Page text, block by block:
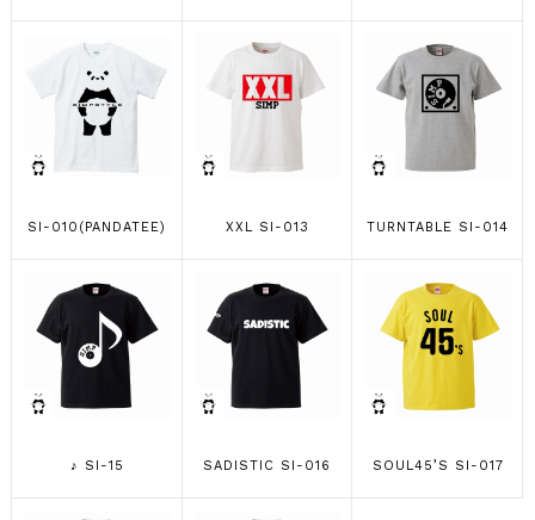
SI-010(PANDATEE) XXL SI-013 TURNTABLE SI-014
♪ SI-15 SADISTIC SI-016 SOUL45’S SI-017